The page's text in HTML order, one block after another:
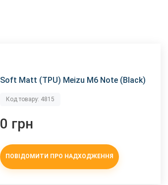
Soft Matt (TPU) Meizu M6 Note (Black)
Код товару: 4815
0 грн
ПОВІДОМИТИ ПРО НАДХОДЖЕННЯ